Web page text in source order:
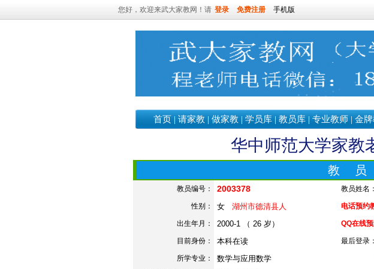
您好，欢迎来武大家教网！请 登录 免费注册 手机版
首页 | 请家教 | 做家教 | 学员库 | 教员库 | 专业教师 | 金
华中师范大学家教
教
教员编号： 2003378 教员姓名：
性别： 女 湖州市德清县人 电话预约
出生年月： 2000-1 （ 26 岁） QQ在线预
目前身份： 本科在读 最后登录
所学专业： 数学与应用数学